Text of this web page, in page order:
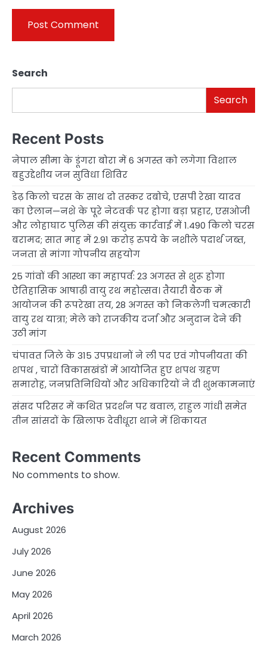
Search
Search
Recent Posts
नेपाल सीमा के डूंगरा बोरा में 6 अगस्त को लगेगा विशाल
बहुउद्देशीय जन सुविधा शिविर
डेढ़ किलो चरस के साथ दो तस्कर दबोचे, एसपी रेखा यादव
का ऐलान—नशे के पूरे नेटवर्क पर होगा बड़ा प्रहार, एसओजी
और लोहाघाट पुलिस की संयुक्त कार्रवाई में 1.490 किलो चरस
बरामद; सात माह में 2.91 करोड़ रुपये के नशीले पदार्थ जब्त,
जनता से मांगा गोपनीय सहयोग
25 गांवों की आस्था का महापर्व: 23 अगस्त से शुरू होगा
ऐतिहासिक आषाढ़ी वायु रथ महोत्सव। तैयारी बैठक में
आयोजन की रूपरेखा तय, 28 अगस्त को निकलेगी चमत्कारी
वायु रथ यात्रा; मेले को राजकीय दर्जा और अनुदान देने की
उठी मांग
चंपावत जिले के 315 उपप्रधानों ने ली पद एवं गोपनीयता की
शपथ , चारों विकासखंडों में आयोजित हुए शपथ ग्रहण
समारोह, जनप्रतिनिधियों और अधिकारियों ने दी शुभकामनाएं
संसद परिसर में कथित प्रदर्शन पर बवाल, राहुल गांधी समेत
तीन सांसदों के खिलाफ देवीधूरा थाने में शिकायत
Recent Comments
No comments to show.
Archives
August 2026
July 2026
June 2026
May 2026
April 2026
March 2026